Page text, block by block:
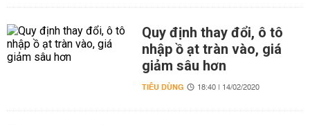
Quy định thay đổi, ô tô
nhập ồ ạt tràn vào, giá
giảm sâu hơn
TIÊU DÙNG 18:40 | 14/02/2020